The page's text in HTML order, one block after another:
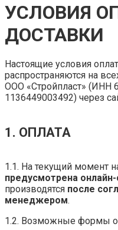
УСЛОВИЯ
ДОСТАВКИ
Настоящие условия
распространяются на
ООО «Стройпласт» (ИНН
1136449003492) через
1. ОПЛАТА
1.1. На текущий момент
предусмотрена
производятся после
менеджером.
1.2. Возможные формы